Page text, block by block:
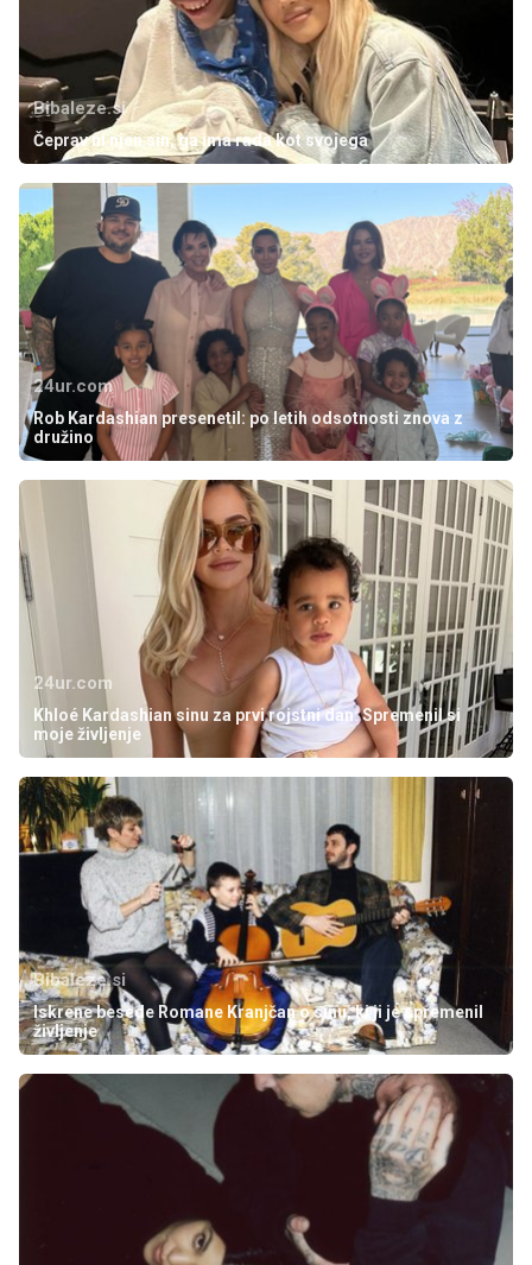
Bibaleze.si
Čeprav ni njen sin, ga ima rada kot svojega
24ur.com
Rob Kardashian presenetil: po letih odsotnosti znova z
družino
24ur.com
Khloé Kardashian sinu za prvi rojstni dan: Spremenil si
moje življenje
Bibaleze.si
Iskrene besede Romane Kranjčan o sinu, ki ji je spremenil
življenje